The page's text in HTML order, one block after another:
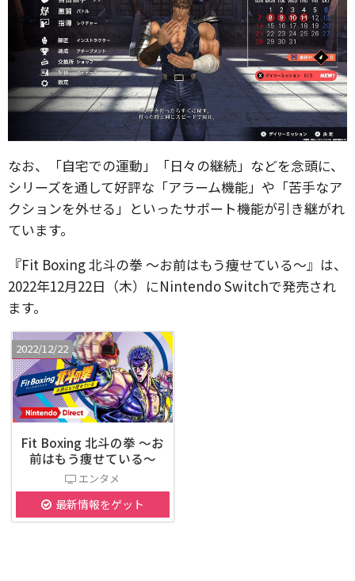
なお、「自宅での運動」「日々の継続」などを念頭に、
シリーズを通して好評な「アラーム機能」や「苦手なア
クションを外せる」といったサポート機能が引き継がれ
ています。
『Fit Boxing 北斗の拳 ～お前はもう痩せている～』は、
2022年12月22日（木）にNintendo Switchで発売され
ます。
2022/12/22
Fit Boxing 北斗の拳 ～お
前はもう痩せている～
エンタメ
最新情報をゲット